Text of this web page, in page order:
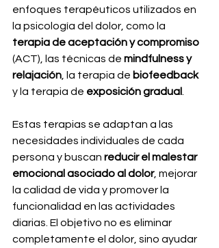
enfoques terapéuticos utilizados en
la psicología del dolor, como la
terapia de aceptación y compromiso
(ACT), las técnicas de mindfulness y
relajación, la terapia de biofeedback
y la terapia de exposición gradual.
Estas terapias se adaptan a las
necesidades individuales de cada
persona y buscan reducir el malestar
emocional asociado al dolor, mejorar
la calidad de vida y promover la
funcionalidad en las actividades
diarias. El objetivo no es eliminar
completamente el dolor, sino ayudar